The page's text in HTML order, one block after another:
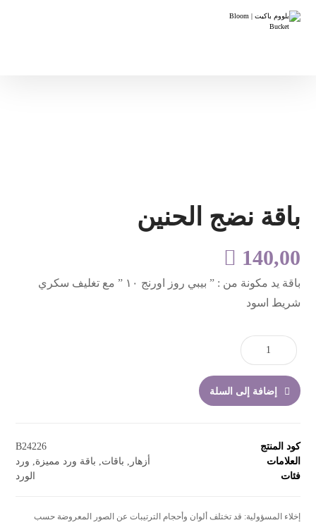
باقة نضج الحنين
 140,00
باقة يد مكونة من : ” بيبي روز اورنج ١٠ ” مع تغليف سكري
شريط اسود
إضافة إلى السلة
كود المنتج
B24226
العلامات
أزهار باقات باقة ورد مميزة
ورد
فئات
الورد
إخلاء المسؤولية: قد تختلف ألوان وأحجام الترتيبات عن الصور المعروضة حسب